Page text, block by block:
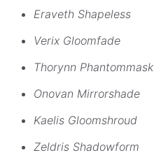
Eraveth Shapeless
Verix Gloomfade
Thorynn Phantommask
Onovan Mirrorshade
Kaelis Gloomshroud
Zeldris Shadowform